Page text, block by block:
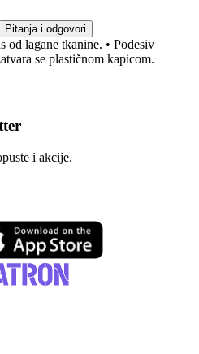
Pitanja i odgovori
od lagane tkanine. • Podesiv
se plastičnom kapicom.
i akcije.